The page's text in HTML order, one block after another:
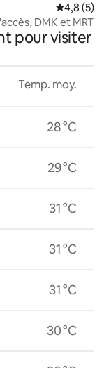
Évaluation
4,8 (5)
DMK et MRT
pour visiter
Temp. moy.
28 °C
29 °C
31 °C
31 °C
31 °C
30 °C